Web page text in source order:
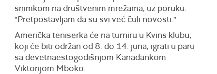
snimkom na društvenim mrežama, uz poruku:
"Pretpostavljam da su svi već čuli novosti."
Američka teniserka će na turniru u Kvins klubu,
koji će biti održan od 8. do 14. juna, igrati u paru
sa devetnaestogodišnjom Kanađankom
Viktorijom Mboko.